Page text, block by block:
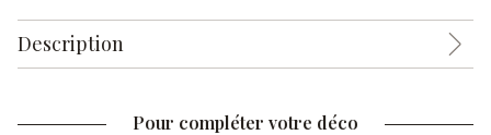
Description
Pour compléter votre déco